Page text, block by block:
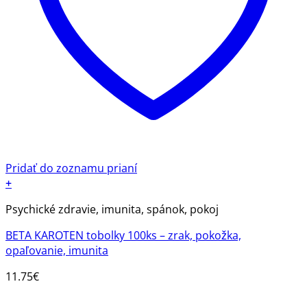
Pridať do zoznamu prianí
+
Psychické zdravie, imunita, spánok, pokoj
BETA KAROTEN tobolky 100ks – zrak, pokožka,
opaľovanie, imunita
11.75€